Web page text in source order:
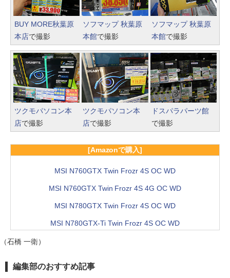
BUY MORE秋葉原
本店で撮影
ソフマップ 秋葉原
本館で撮影
ソフマップ 秋葉原
本館で撮影
ツクモパソコン本
店で撮影
ツクモパソコン本
店で撮影
ドスパラパーツ館
で撮影
[Amazonで購入]
MSI N760GTX Twin Frozr 4S OC WD
MSI N760GTX Twin Frozr 4S 4G OC WD
MSI N780GTX Twin Frozr 4S OC WD
MSI N780GTX-Ti Twin Frozr 4S OC WD
（石橋 一衛）
編集部のおすすめ記事